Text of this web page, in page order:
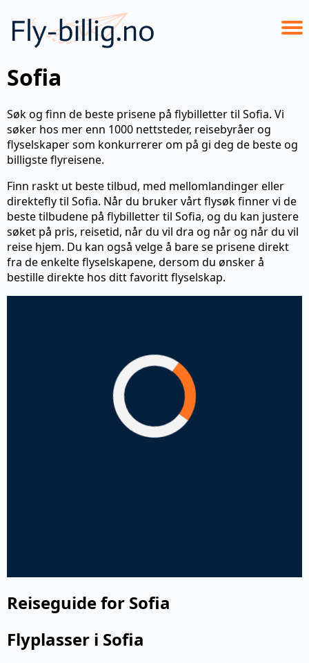
Sofia
Søk og finn de beste prisene på flybilletter til Sofia. Vi
søker hos mer enn 1000 nettsteder, reisebyråer og
flyselskaper som konkurrerer om på gi deg de beste og
billigste flyreisene.
Finn raskt ut beste tilbud, med mellomlandinger eller
direktefly til Sofia. Når du bruker vårt flysøk finner vi de
beste tilbudene på flybilletter til Sofia, og du kan justere
søket på pris, reisetid, når du vil dra og når og når du vil
reise hjem. Du kan også velge å bare se prisene direkt
fra de enkelte flyselskapene, dersom du ønsker å
bestille direkte hos ditt favoritt flyselskap.
Reiseguide for Sofia
Flyplasser i Sofia